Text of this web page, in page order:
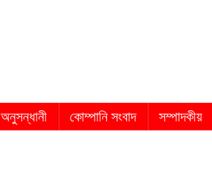
অনুসন্ধানী কোম্পানি সংবাদ সম্পাদকীয়